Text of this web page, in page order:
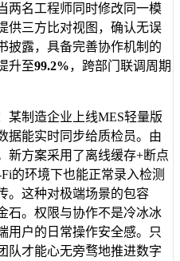
两名工程师同时修改同一模
供三方比对视图，确认无误
披露，具备完善协作机制的
升至99.2%，跨部门联调周期
某制造企业上线MES轻量版
据能实时同步给质检员。由
新方案采用了离线缓存+断点
的环境下也能正常录入检测
。这种对极端场景的包容
石。权限与协作不是冷冰冰
用户的日常操作安全感。只
队才能心无旁骛地推进数字